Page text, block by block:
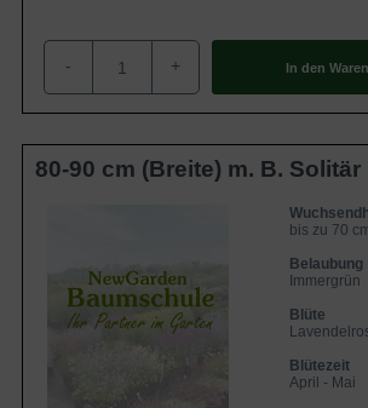
- + In den
80-90 cm (Breite) m. B. Solitär
bis zu 70
Belaubung
Immergrün
Blüte
Blütezeit
April - Mai